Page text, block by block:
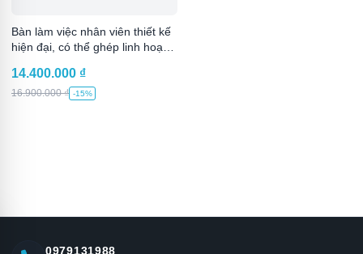
Bàn làm việc nhân viên thiết kế
hiện đại, có thể ghép linh hoạt
14.400.000 ₫
16.900.000₫ -15%
0979131988